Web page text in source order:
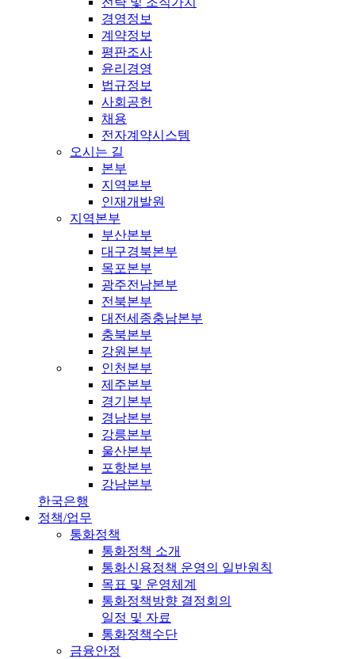
경영정보
계약정보
평판조사
윤리경영
법규정보
사회공헌
채용
전자계약시스템
오시는 길
본부
지역본부
인재개발원
지역본부
부산본부
대구경북본부
목포본부
광주전남본부
전북본부
대전세종충남본부
충북본부
강원본부
인천본부
제주본부
경기본부
경남본부
강릉본부
울산본부
포항본부
강남본부
한국은행
정책/업무
통화정책
통화정책 소개
통화신용정책 운영의 일반원칙
목표 및 운영체계
통화정책방향 결정회의
일정 및 자료
통화정책수단
금융안정